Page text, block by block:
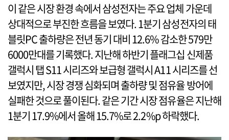
이 같은 시장 환경 속에서 삼성전자는 주요 업체 가운데
상대적으로 부진한 흐름을 보였다. 1분기 삼성전자의 태
블릿PC 출하량은 전년 동기 대비 12.6% 감소한 579만
6000만대를 기록했다. 지난해 하반기 플래그십 신제품
갤럭시 탭 S11 시리즈와 보급형 갤럭시 A11 시리즈를 선
보였지만, 시장 경쟁 심화되며 출하량 및 점유율 방어에
실패한 것으로 풀이된다. 같은 기간 시장 점유율은 지난해
1분기 17.9%에서 올해 15.7%로 2.2%p 하락했다.